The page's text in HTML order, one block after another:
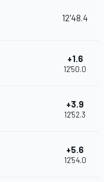
12'48.4
+1.6
12'50.0
+3.9
12'52.3
+5.6
12'54.0